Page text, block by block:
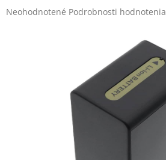
Priemerné
Neohodnotené Podrobnosti hodnotenia